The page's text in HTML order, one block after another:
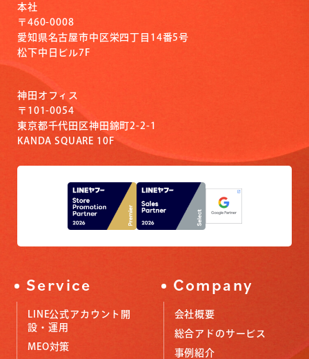
本社
〒460-0008
愛知県名古屋市中区栄四丁目14番5号
松下中日ビル7F
神田オフィス
〒101-0054
東京都千代田区神田錦町2-2-1
KANDA SQUARE 10F
Service
LINE公式アカウント開
設・運用
MEO対策
Company
会社概要
総合アドのサービス
事例紹介